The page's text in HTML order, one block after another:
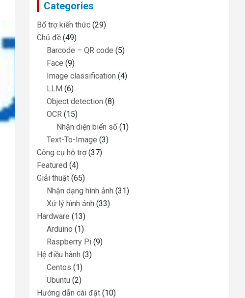
Categories
Bổ trợ kiến thức (29)
Chủ đề (49)
Barcode – QR code (5)
Face (9)
Image classification (4)
LLM (6)
Object detection (8)
OCR (15)
Nhận diện biển số (1)
Text-To-Image (3)
Công cụ hỗ trợ(37)
Featured (4)
Giải thuật (65)
Nhận dạng hình ảnh (31)
Xử lý hình ảnh (33)
Hardware (13)
Arduino (1)
Raspberry Pi (9)
Hệ điều hành (3)
Centos (1)
Ubuntu (2)
Hướng dẫn cài đặt (10)